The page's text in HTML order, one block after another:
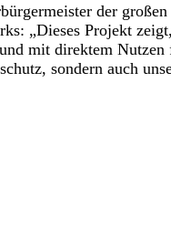
der
„Dieses Projekt
mit direktem
sondern auch